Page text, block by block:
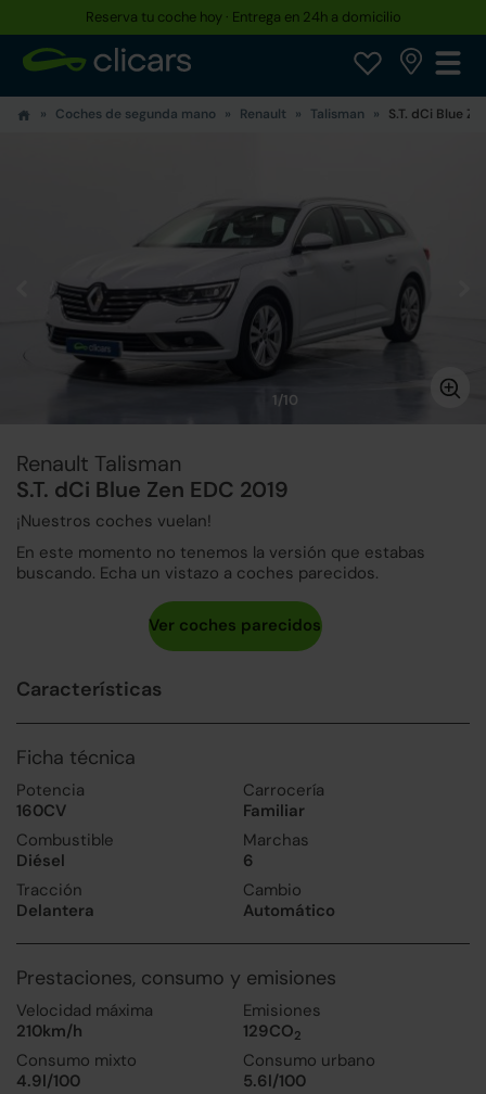
Reserva tu coche hoy · Entrega en 24h a domicilio
Coches de segunda mano Renault Talisman S.T. dCi Blue
1/10
Renault Talisman
S.T. dCi Blue Zen EDC 2019
¡Nuestros coches vuelan!
En este momento no tenemos la versión que estabas
buscando. Echa un vistazo a coches parecidos.
Características
Ficha técnica
Potencia
160CV
Carrocería
Familiar
Combustible
Diésel
Marchas
6
Tracción
Delantera
Cambio
Automático
Prestaciones, consumo y emisiones
Velocidad máxima
210km/h
Emisiones
129CO2
Consumo mixto
4.9l/100
Consumo urbano
5.6l/100